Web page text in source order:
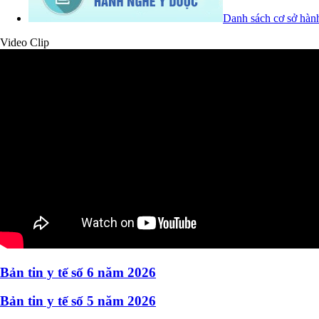
Danh sách cơ sở
Video Clip
Bản tin y tế số 6 năm 2026
Bản tin y tế số 5 năm 2026